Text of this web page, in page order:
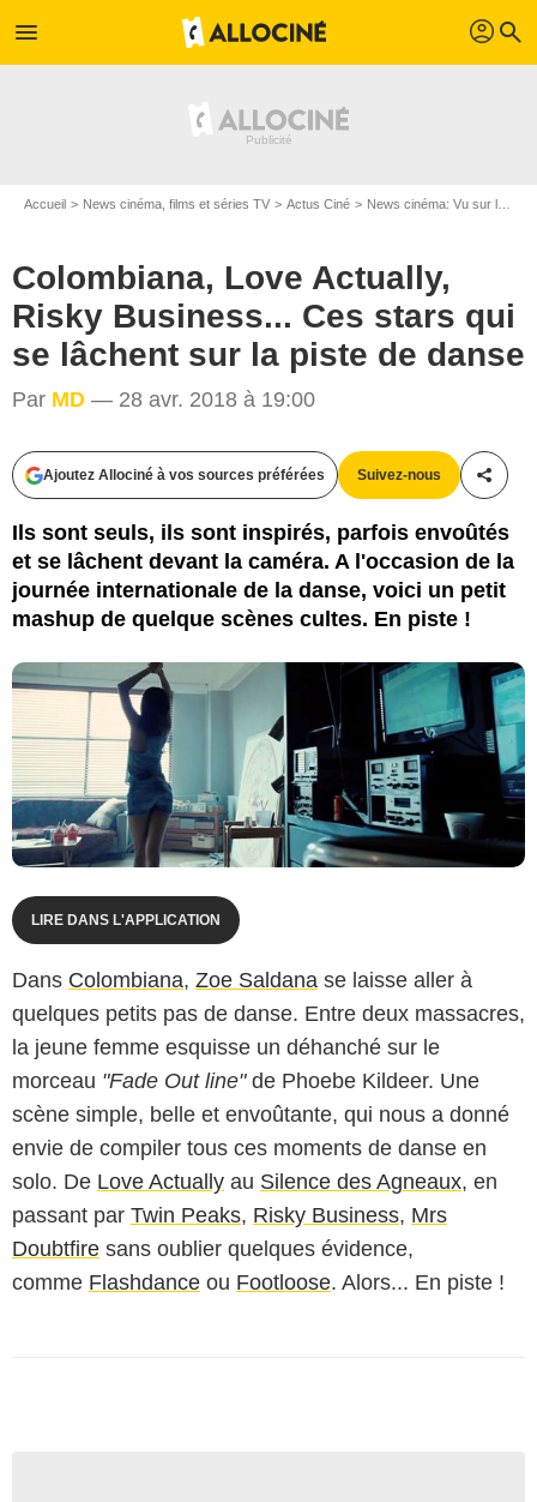
menu profil search
Accueil News cinéma, films et séries TV Actus Ciné News cinéma: Vu sur le web
Colombiana, Love Actually,
Risky Business... Ces stars qui
se lâchent sur la piste de danse
Par MD — 28 avr. 2018 à 19:00
Ajoutez Allociné à vos sources préférées Suivez-nous
Ils sont seuls, ils sont inspirés, parfois envoûtés
et se lâchent devant la caméra. A l'occasion de la
journée internationale de la danse, voici un petit
mashup de quelque scènes cultes. En piste !
LIRE DANS L'APPLICATION
Dans Colombiana, Zoe Saldana se laisse aller à
quelques petits pas de danse. Entre deux massacres,
la jeune femme esquisse un déhanché sur le
morceau "Fade Out line"de Phoebe Kildeer. Une
scène simple, belle et envoûtante, qui nous a donné
envie de compiler tous ces moments de danse en
solo. De Love Actually au Silence des Agneaux, en
passant par Twin Peaks, Risky Business, Mrs
Doubtfire sans oublier quelques évidence,
comme Flashdance ou Footloose. Alors... En piste !